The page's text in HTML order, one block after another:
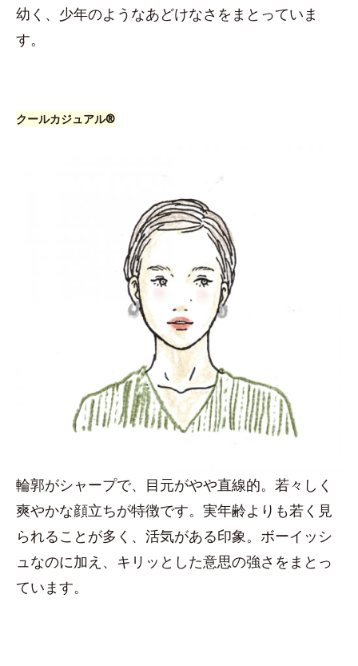
幼く、少年のようなあどけなさをまとっていま
す。
クールカジュアル®
輪郭がシャープで、目元がやや直線的。若々しく
爽やかな顔立ちが特徴です。実年齢よりも若く見
られることが多く、活気がある印象。ボーイッシ
ュなのに加え、キリッとした意思の強さをまとっ
ています。